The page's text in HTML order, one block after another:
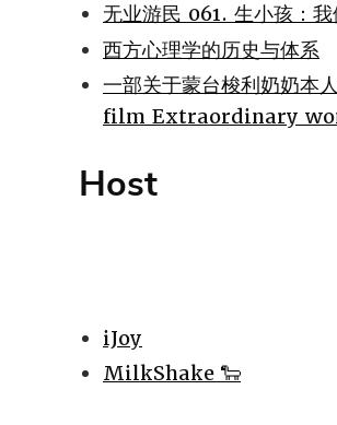
无业游民 061. 生小孩：
西方心理学的历史与体系
一部关于蒙台梭利奶奶
film Extraordinary
Host
iJoy
MilkShake 🐑